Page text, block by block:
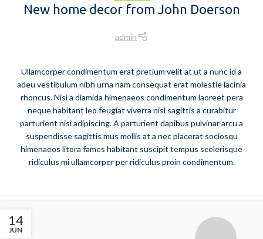
New home decor from John Doerson
admin
Ullamcorper condimentum erat pretium velit at ut a nunc id a
adeu vestibulum nibh urna nam consequat erat molestie lacinia
rhoncus. Nisi a diamida himenaeos condimentum laoreet pera
neque habitant leo feugiat viverra nisl sagittis a curabitur
parturient nisi adipiscing. A parturient dapibus pulvinar arcu a
suspendisse sagittis mus mollis at a nec placerat sociosqu
himenaeos litora fames habitant suscipit tempus scelerisque
ridiculus mi ullamcorper per ridiculus proin condimentum.
14
JUN